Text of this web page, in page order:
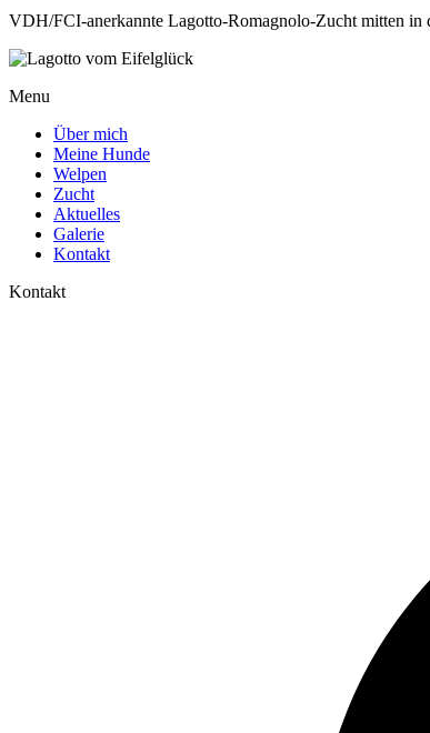
VDH/FCI-anerkannte Lagotto-Romagnolo-Zucht mitten in
Menu
Über mich
Meine Hunde
Welpen
Zucht
Aktuelles
Galerie
Kontakt
Kontakt